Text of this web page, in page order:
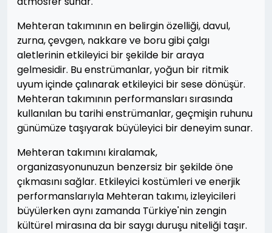
Mehteran takımının en belirgin özelliği, davul,
zurna, çevgen, nakkare ve boru gibi çalgı
aletlerinin etkileyici bir şekilde bir araya
gelmesidir. Bu enstrümanlar, yoğun bir ritmik
uyum içinde çalınarak etkileyici bir sese dönüşür.
Mehteran takımının performansları sırasında
kullanılan bu tarihi enstrümanlar, geçmişin ruhunu
günümüze taşıyarak büyüleyici bir deneyim sunar.
Mehteran takımını kiralamak,
organizasyonunuzun benzersiz bir şekilde öne
çıkmasını sağlar. Etkileyici kostümleri ve enerjik
performanslarıyla Mehteran takımı, izleyicileri
büyülerken aynı zamanda Türkiye'nin zengin
kültürel mirasına da bir saygı duruşu niteliği taşır.